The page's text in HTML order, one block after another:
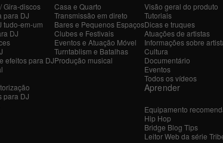
Gira-discos
para DJ
tudo-em-um
DJ
efeitos para DJ
para DJ
Casa e Quarto
Transmissão em direto
Bares e Pequenos Espaços
Clubes e Festivais
Eventos e Atuação Móvel
Turntablism e Batalhas
Produção musical
Visão geral do produto
Tutoriais
Dicas e truques
Atuações de artistas
Informações sobre
Cultura
Documentário
Eventos
Todos os vídeos
Aprender
Equipamento
Hip Hop
Bridge Blog Tips
Leitor Web da série